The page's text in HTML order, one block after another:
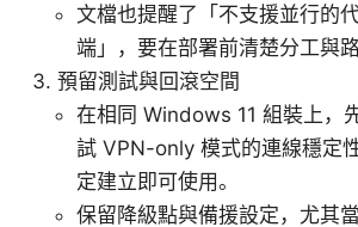
文檔也提醒了「不支援並行的
端」，要在部署前清楚分工與路
預留測試與回滾空間
在相同 Windows 11 組裝上，
試 VPN-only 模式的連線穩定
定建立即可使用。
保留降級點與備援設定，尤其